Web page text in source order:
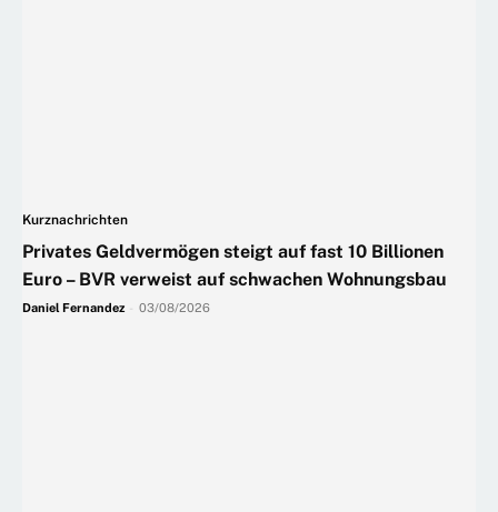
Kurznachrichten
Privates Geldvermögen steigt auf fast 10 Billionen
Euro – BVR verweist auf schwachen Wohnungsbau
Daniel Fernandez 03/08/2026